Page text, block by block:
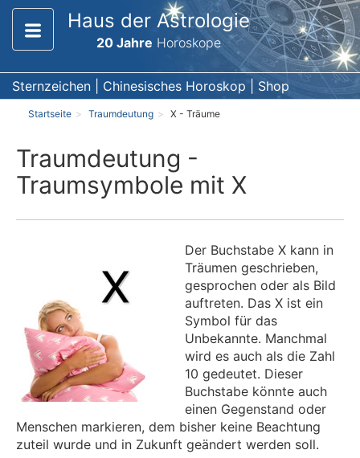
Haus der Astrologie
20 Jahre Horoskope
Sternzeichen Chinesisches Horoskop Shop
Startseite Traumdeutung X - Träume
Traumdeutung -
Traumsymbole mit X
Der Buchstabe X kann in
Träumen geschrieben,
gesprochen oder als Bild
auftreten. Das X ist ein
Symbol für das
Unbekannte. Manchmal
wird es auch als die Zahl
10 gedeutet. Dieser
Buchstabe könnte auch
einen Gegenstand oder
Menschen markieren, dem bisher keine Beachtung
zuteil wurde und in Zukunft geändert werden soll.